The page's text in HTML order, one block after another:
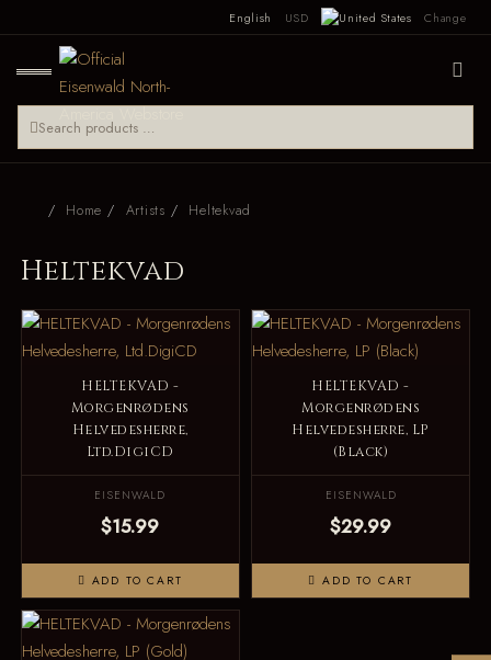
English USD Change
Home Artists Heltekvad
Heltekvad
HELTEKVAD -
Morgenrødens
Helvedesherre,
Ltd.DigiCD
EISENWALD
$15.99
ADD TO CART
HELTEKVAD -
Morgenrødens
Helvedesherre, LP
(Black)
EISENWALD
$29.99
ADD TO CART